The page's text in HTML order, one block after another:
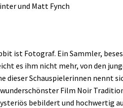
und Matt Fynch
ist Fotograf. Ein Sammler,
es ihm nicht mehr, von den
dieser Schauspielerinnen nennt
Film Noir
bebildert und hochwertig